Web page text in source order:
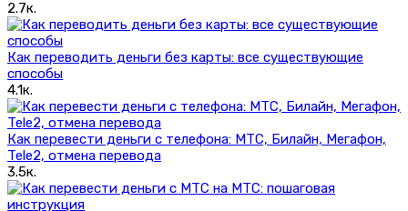
2.7к.
Как переводить деньги без карты: все существующие
способы
4.1к.
Как перевести деньги с телефона: МТС, Билайн, Мегафон,
Tele2, отмена перевода
3.5к.